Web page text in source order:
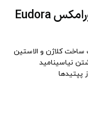
سرم ضد چروک و جوان ساز ادورامکس Eudora
کلاژن و الاستین
نیاسینامید
پپتیدها